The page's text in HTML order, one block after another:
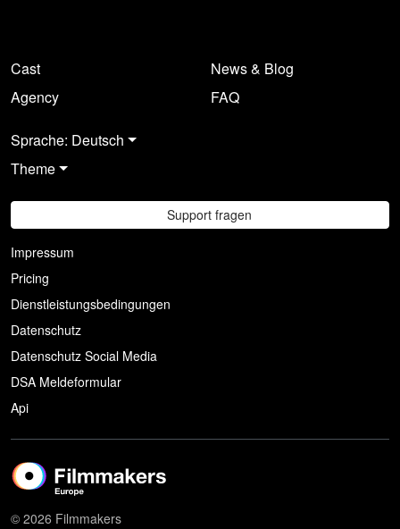
Cast
Agency
News & Blog
FAQ
Sprache: Deutsch
Theme
Support fragen
Impressum
Pricing
Dienstleistungsbedingungen
Datenschutz
Datenschutz Social Media
DSA Meldeformular
Api
© 2026 Filmmakers